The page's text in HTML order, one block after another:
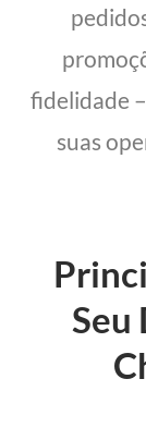
fidelidade
suas
Seu